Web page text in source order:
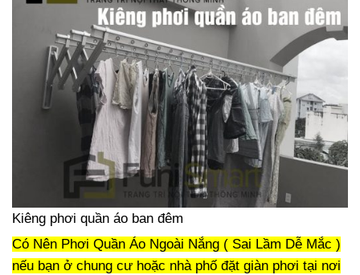
Kiêng phơi quần áo ban đêm
Có Nên Phơi Quần Áo Ngoài Nắng ( Sai Lầm Dễ Mắc )
nếu bạn ở chung cư hoặc nhà phố đặt giàn phơi tại nơi